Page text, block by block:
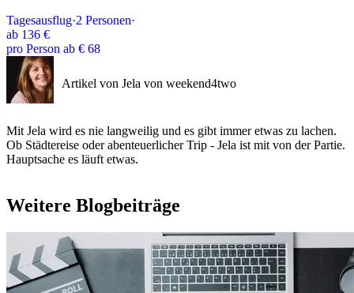
Tagesausflug·2 Personen·
ab 136 €
pro Person ab € 68
Artikel von Jela von weekend4two
Mit Jela wird es nie langweilig und es gibt immer etwas zu lachen.
Ob Städtereise oder abenteuerlicher Trip - Jela ist mit von der Partie.
Hauptsache es läuft etwas.
Weitere Blogbeiträge